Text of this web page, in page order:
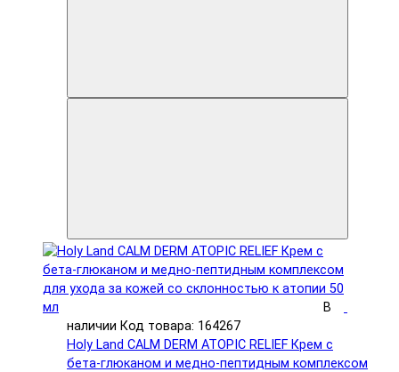
В
наличии Код товара: 164267
Holy Land CALM DERM ATOPIC RELIEF Крем с
бета-глюканом и медно-пептидным комплексом